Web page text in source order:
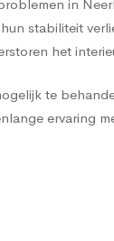
in
stabiliteit
het
te
ervaring